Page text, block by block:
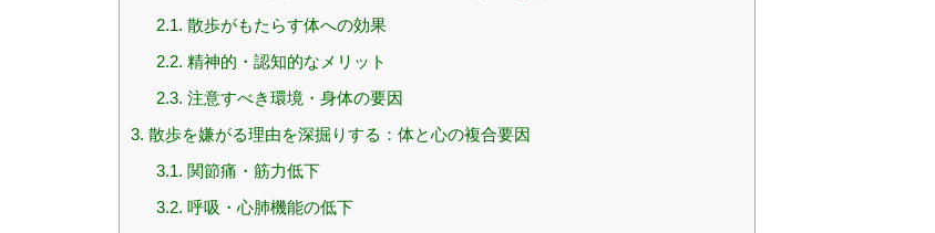
2.1. 散歩がもたらす体への効果
2.2. 精神的・認知的なメリット
2.3. 注意すべき環境・身体の要因
3. 散歩を嫌がる理由を深掘りする：体と心の複合要因
3.1. 関節痛・筋力低下
3.2. 呼吸・心肺機能の低下